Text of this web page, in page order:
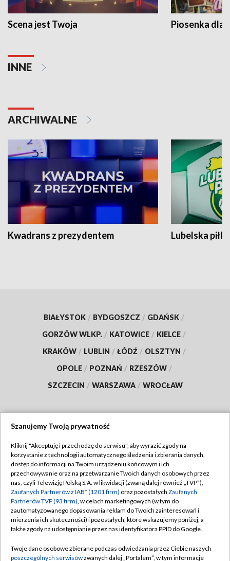
Scena jest Twoja Piosenka dla
INNE
ARCHIWALNE
Kwadrans z prezydentem Lubelska piłka
BIAŁYSTOK / BYDGOSZCZ / GDAŃSK /
GORZÓW WLKP. / KATOWICE / KIELCE /
KRAKÓW / LUBLIN / ŁÓDŹ / OLSZTYN /
OPOLE / POZNAŃ / RZESZÓW /
SZCZECIN / WARSZAWA / WROCŁAW
TVP
Abonament TVP
Emisja w TVP
Centrum informacji TVP
Naziemna Telewizja Cyfrowa
Rada Programowa
Regulamin TVP
Polityka prywatności
Moje zgody
Pomoc
Kontakt
Szanujemy Twoją prywatność
Kliknij "Akceptuję i przechodzę do serwisu", aby wyrazić zgody na
korzystanie z technologii automatycznego śledzenia i zbierania danych,
dostęp do informacji na Twoim urządzeniu końcowym i ich
przechowywanie oraz na przetwarzanie Twoich danych osobowych przez
nas, czyli Telewizję Polską S.A. w likwidacji (zwaną dalej również „TVP”),
Zaufanych Partnerów z IAB* (1201 firm) oraz pozostałych Zaufanych
Partnerów TVP (93 firm), w celach marketingowych (w tym do
zautomatyzowanego dopasowania reklam do Twoich zainteresowań i
mierzenia ich skuteczności) i pozostałych, które wskazujemy poniżej, a
także zgody na udostępnianie przez nas identyfikatora PPID do Google.
Twoje dane osobowe zbierane podczas odwiedzania przez Ciebie naszych
poszczególnych serwisówzwanych dalej „Portalem”, w tym informacje